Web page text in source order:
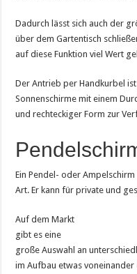
Dadurch lässt sich auch der
über dem Gartentisch
auf diese Funktion viel Wert
Der Antrieb per Handkurbel
Sonnenschirme mit einem
und rechteckiger Form zur
Ein Pendel- oder
Art. Er kann für private und
Auf dem Markt
gibt es eine
große Auswahl an
im Aufbau etwas voneinander